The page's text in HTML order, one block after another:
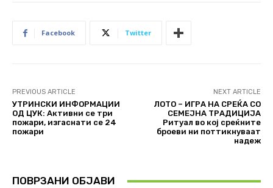
Facebook Twitter
PREVIOUS ARTICLE
УТРИНСКИ ИНФОРМАЦИИ
ОД ЦУК: Активни се три
пожари, изгаснати се 24
пожари
NEXT ARTICLE
ЛОТО – ИГРА НА СРЕЌА СО
СЕМЕЈНА ТРАДИЦИЈА
Ритуал во кој среќните
броеви ни поттикнуваат
надеж
ПОВРЗАНИ ОБЈАВИ